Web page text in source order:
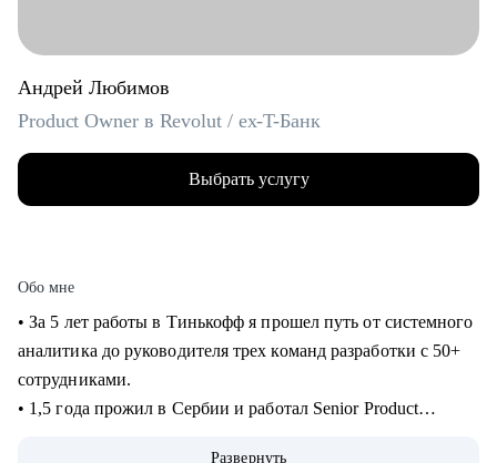
Андрей Любимов
Product Owner в Revolut / ex-T-Банк
Выбрать услугу
Обо мне
• За 5 лет работы в Тинькофф я прошел путь от системного
аналитика до руководителя трех команд разработки с 50+
сотрудниками.
• 1,5 года прожил в Сербии и работал Senior Product
Развернуть